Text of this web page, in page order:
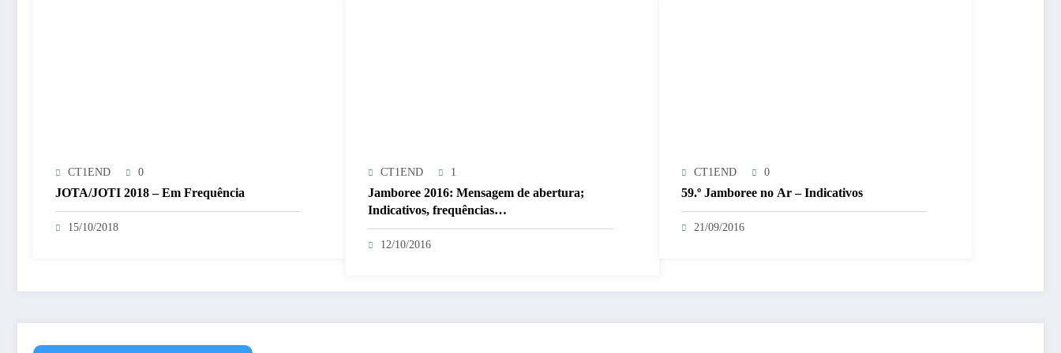
CT1END 0
JOTA/JOTI 2018 – Em Frequência
15/10/2018
CT1END 1
Jamboree 2016: Mensagem de abertura;
Indicativos, frequências…
12/10/2016
CT1END 0
59.º Jamboree no Ar – Indicativos
21/09/2016